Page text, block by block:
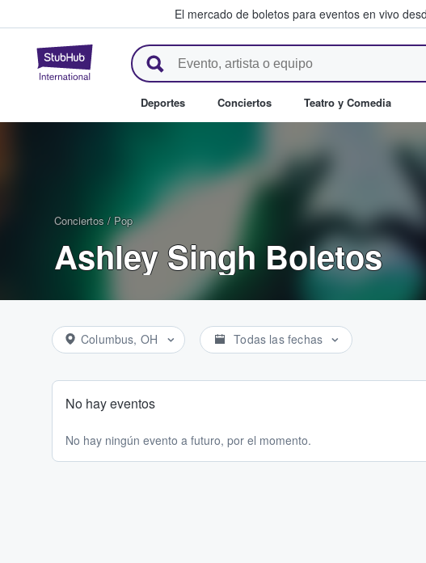
El mercado de boletos para eventos en vivo
StubHub: donde los fans compran y
Deportes Conciertos Teatro y Comedia
Conciertos / Pop
Ashley Singh Boletos
Columbus, OH Todas las fechas
No hay eventos
No hay ningún evento a futuro, por el momento.